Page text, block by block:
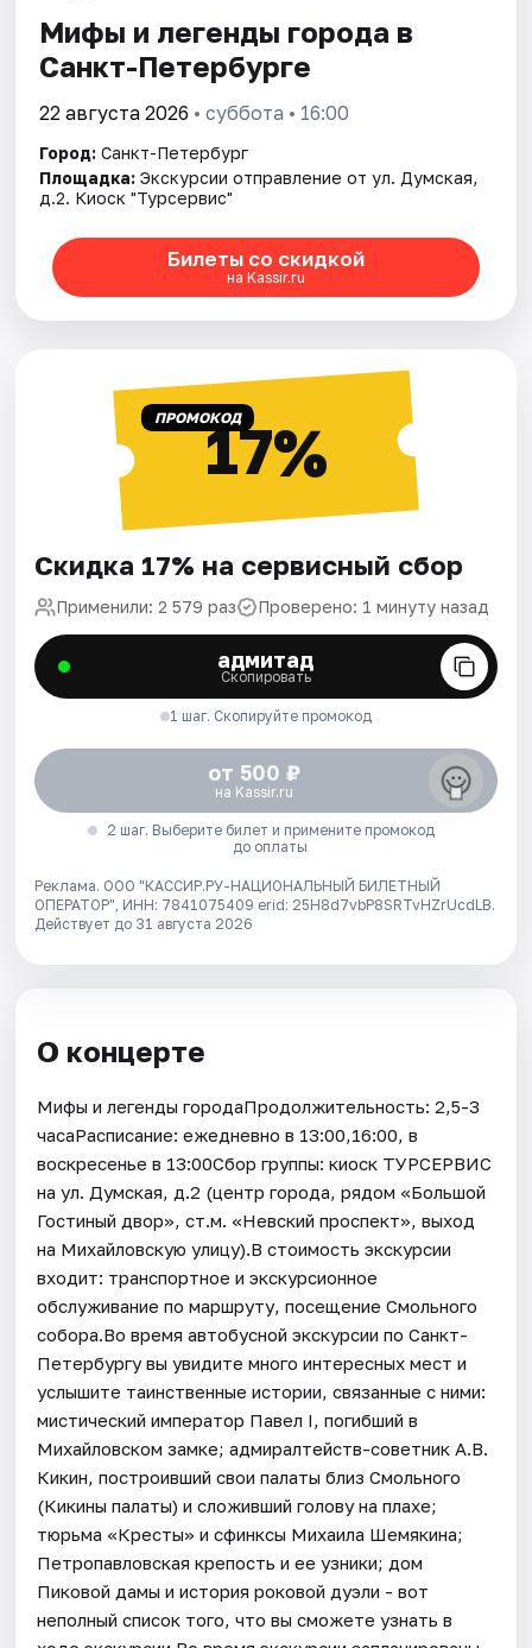
Мифы и легенды города в
Санкт-Петербурге
22 августа 2026 • суббота • 16:00
Город: Санкт-Петербург
Площадка: Экскурсии отправление от ул. Думская,
д.2. Киоск "Турсервис"
Билеты со скидкой
на Kassir.ru
ПРОМОКОД17%
Скидка 17% на сервисный сбор
Применили: 2 579 раз Проверено: 1 минуту назад
адмитад
Скопировать
1 шаг. Скопируйте промокод
от 500 ₽
на Kassir.ru
2 шаг. Выберите билет и примените промокод
до оплаты
Реклама. ООО "КАССИР.РУ-НАЦИОНАЛЬНЫЙ БИЛЕТНЫЙ
ОПЕРАТОР", ИНН: 7841075409 erid: 25H8d7vbP8SRTvHZrUcdLB.
Действует до 31 августа 2026
О концерте
Мифы и легенды городаПродолжительность: 2,5-3
часаРасписание: ежедневно в 13:00,16:00, в
воскресенье в 13:00Сбор группы: киоск ТУРСЕРВИС
на ул. Думская, д.2 (центр города, рядом «Большой
Гостиный двор», ст.м. «Невский проспект», выход
на Михайловскую улицу).В стоимость экскурсии
входит: транспортное и экскурсионное
обслуживание по маршруту, посещение Смольного
собора.Во время автобусной экскурсии по Санкт-
Петербургу вы увидите много интересных мест и
услышите таинственные истории, связанные с ними:
мистический император Павел I, погибший в
Михайловском замке; адмиралтейств-советник А.В.
Кикин, построивший свои палаты близ Смольного
(Кикины палаты) и сложивший голову на плахе;
тюрьма «Кресты» и сфинксы Михаила Шемякина;
Петропавловская крепость и ее узники; дом
Пиковой дамы и история роковой дуэли - вот
неполный список того, что вы сможете узнать в